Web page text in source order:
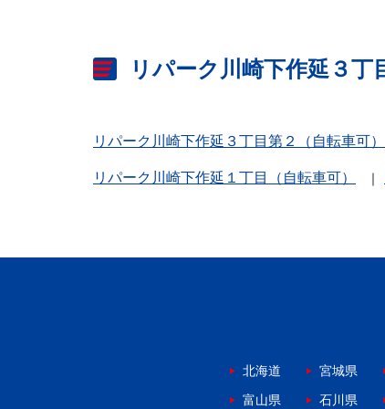
リパーク川崎下作延３
リパーク川崎下作延３丁目第２（自転車可）
リパーク川崎下作延１丁目（自転車可）
北海道 宮城県
富山県
石川県